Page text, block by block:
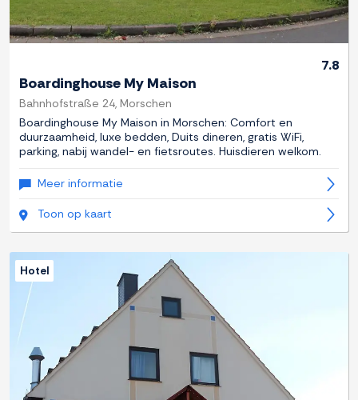
7.8
Boardinghouse My Maison
Bahnhofstraße 24, Morschen
Boardinghouse My Maison in Morschen: Comfort en
duurzaamheid, luxe bedden, Duits dineren, gratis WiFi,
parking, nabij wandel- en fietsroutes. Huisdieren welkom.
Meer informatie
Toon op kaart
Hotel